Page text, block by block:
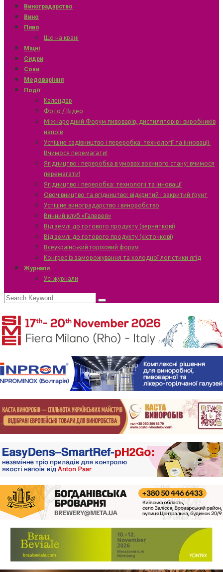
Виноградарство
Вино
Пиво
Що на крані
Міцні
Сидри
Соки
Медоваріння
Події
Календар
Фото / Відео
Міжнародний Форум пивоварів, дистиляторів і виробників
напоїв
Успішне садівництво і переробка: технології та інновації.
Вчимося перемагати!
Ягідництво і переробка в умовах воєнного стану: вчимося
перемагати!
Ягідництво і переробка: технології та інновації
Овочівництво та ягідництво: відкритий і закритий ґрунт
Успішне виноградарство і виноробство
Винний клуб «Галерея»
Від землі до готового продукту (зерняткові)
Від землі до готового продукту (кісточкові)
Всеукраїнський горіховий форум
Конгрес із заморожування та холодної логістики ягід
Журнали
Усі журнали